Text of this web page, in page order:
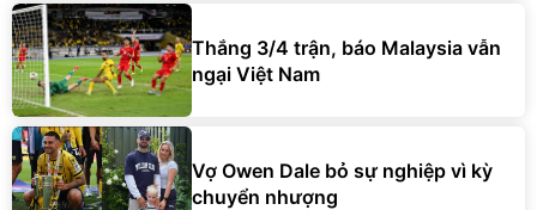
Thắng 3/4 trận, báo Malaysia vẫn
ngại Việt Nam
Vợ Owen Dale bỏ sự nghiệp vì kỳ
chuyển nhượng